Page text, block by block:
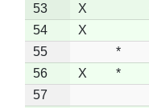
53
X
54
X
55
*
56
X *
57